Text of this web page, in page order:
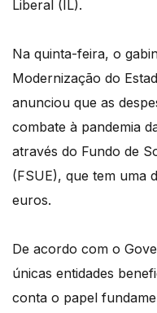
Liberal (IL).
Na quinta-feira, o
Modernização do
anunciou que as
combate à pandemia
através do Fundo de
(FSUE), que tem uma
euros.
De acordo com o
únicas entidades
conta o papel